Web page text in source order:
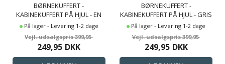
BØRNEKUFFERT -
KABINEKUFFERT PÅ HJUL - EN
GLAD BI - REJSEKUFFERT TIL
På lager - Levering 1-2 dage
399,95
249,95 DKK
BØRNEKUFFERT -
KABINEKUFFERT PÅ HJUL - GRIS
- REJSEKUFFERT TIL BØRN
På lager - Levering 1-2 dage
399,95
249,95 DKK